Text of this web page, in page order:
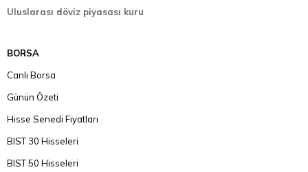
Uluslarası döviz piyasası kuru
BORSA
Canlı Borsa
Günün Özeti
Hisse Senedi Fiyatları
BIST 30 Hisseleri
BIST 50 Hisseleri